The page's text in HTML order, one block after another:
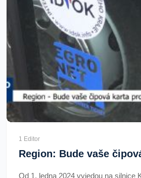
1 Editor
Od 1. ledna 2024 vyjedou na silnice